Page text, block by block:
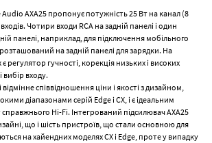
AXA25 пропонує потужність 25 Вт на канал (8
Чотири входи RCA на задній панелі і один
панелі, наприклад, для підключення мобільного
на задній панелі для зарядки. На
регулятор гучності, корекція низьких і високих
вибір входу.
відмінне співвідношення ціни і якості з дизайном,
діапазонами серій Edge і CX, і є ідеальним
справжнього Hi-Fi. Інтегрований підсилювач AXA25
що і шість пристроїв, що стали основною для
на хайендних моделях CX і Edge, проте у випадку